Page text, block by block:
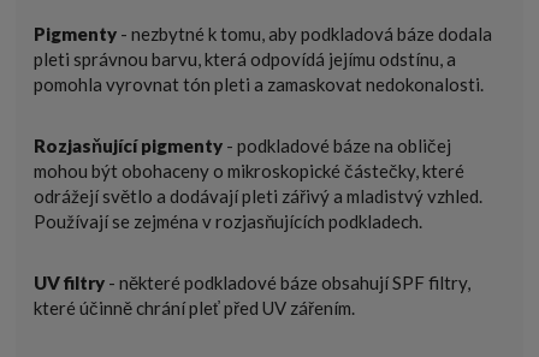
Pigmenty - nezbytné k tomu, aby podkladová báze dodala
pleti správnou barvu, která odpovídá jejímu odstínu, a
pomohla vyrovnat tón pleti a zamaskovat nedokonalosti.
Rozjasňující pigmenty - podkladové báze na obličej
mohou být obohaceny o mikroskopické částečky, které
odrážejí světlo a dodávají pleti zářivý a mladistvý vzhled.
Používají se zejména v rozjasňujících podkladech.
UV filtry - některé podkladové báze obsahují SPF filtry,
které účinně chrání pleť před UV zářením.